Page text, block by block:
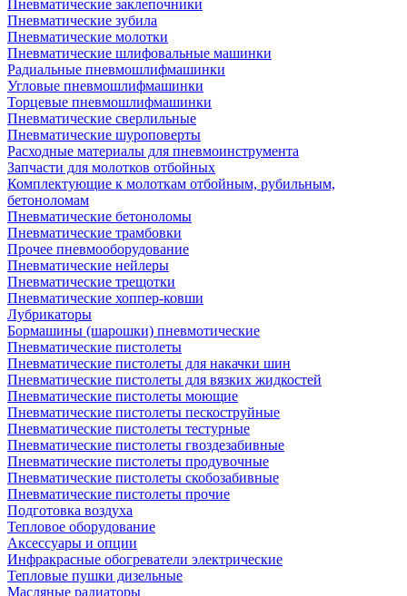
Пневматические заклепочники
Пневматические зубила
Пневматические молотки
Пневматические шлифовальные машинки
Радиальные пневмошлифмашинки
Угловые пневмошлифмашинки
Торцевые пневмошлифмашинки
Пневматические сверлильные
Пневматические шуроповерты
Расходные материалы для пневмоинструмента
Запчасти для молотков отбойных
Комплектующие к молоткам отбойным, рубильным,
бетоноломам
Пневматические бетоноломы
Пневматические трамбовки
Прочее пневмооборудование
Пневматические нейлеры
Пневматические трещотки
Пневматические хоппер-ковши
Лубрикаторы
Бормашины (шарошки) пневмотические
Пневматические пистолеты
Пневматические пистолеты для накачки шин
Пневматические пистолеты для вязких жидкостей
Пневматические пистолеты моющие
Пневматические пистолеты пескоструйные
Пневматические пистолеты тестурные
Пневматические пистолеты гвоздезабивные
Пневматические пистолеты продувочные
Пневматические пистолеты скобозабивные
Пневматические пистолеты прочие
Подготовка воздуха
Тепловое оборудование
Аксессуары и опции
Инфракрасные обогреватели электрические
Тепловые пушки дизельные
Масляные радиаторы